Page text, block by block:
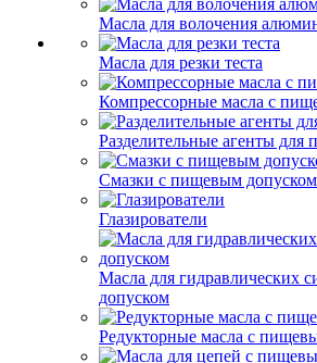
Масла для волочения
Масла для резки теста
Компрессорные масла с
Разделительные агенты для
Смазки с пищевым допуском
Глазирователи
Масла для гидравлических
допуском
Редукторные масла с